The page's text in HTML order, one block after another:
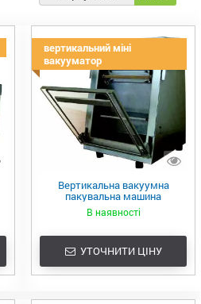
вертикальний міні
вакууматор
Вертикальна вакуумна
пакувальна машина
В наявності
УТОЧНИТИ ЦІНУ